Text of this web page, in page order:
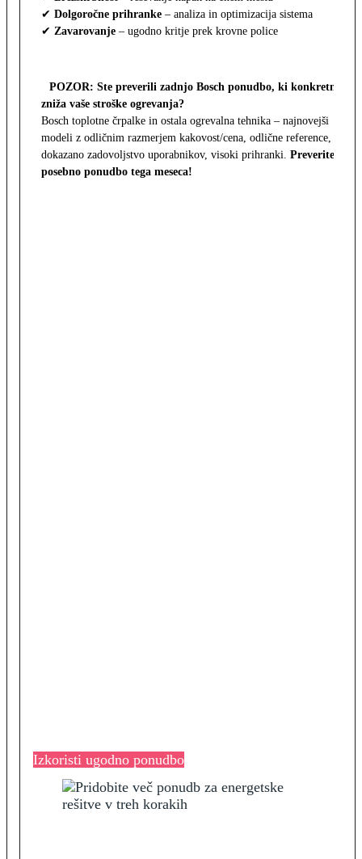
✔ Dolgoročne prihranke – analiza in optimizacija sistema
✔ Zavarovanje – ugodno kritje prek krovne police
POZOR: Ste preverili zadnjo Bosch ponudbo, ki konkretno
zniža vaše stroške ogrevanja?
Bosch toplotne črpalke in ostala ogrevalna tehnika – najnovejši
modeli z odličnim razmerjem kakovost/cena, odlične reference,
dokazano zadovoljstvo uporabnikov, visoki prihranki. Preverite
posebno ponudbo tega meseca!
Izkoristi ugodno ponudbo